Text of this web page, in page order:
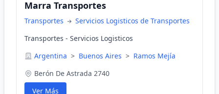
Marra Transportes
Transportes
Servicios Logisticos de Transportes
Transportes - Servicios Logisticos
Argentina > Buenos Aires > Ramos Mejía
Berón De Astrada 2740
Ver Más